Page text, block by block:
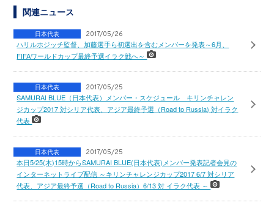
関連ニュース
日本代表 2017/05/26
ハリルホジッチ監督、加藤選手ら初選出を含むメンバーを発表～6月、
FIFAワールドカップ最終予選イラク戦へ～
日本代表 2017/05/25
SAMURAI BLUE（日本代表）メンバー・スケジュール キリンチャレン
ジカップ2017 対シリア代表、アジア最終予選（Road to Russia) 対イラク
代表
日本代表 2017/05/25
本日5/25(木)15時からSAMURAI BLUE(日本代表)メンバー発表記者会見の
インターネットライブ配信 ～キリンチャレンジカップ2017 6/7 対シリア
代表、アジア最終予選（Road to Russia）6/13 対 イラク代表 ～